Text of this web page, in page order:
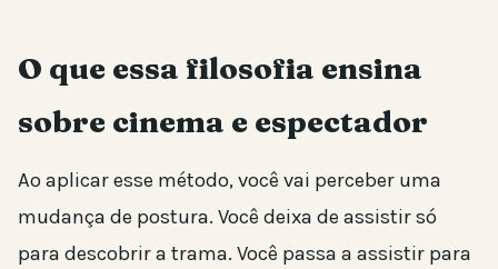
O que essa filosofia ensina
sobre cinema e espectador
Ao aplicar esse método, você vai perceber uma
mudança de postura. Você deixa de assistir só
para descobrir a trama. Você passa a assistir para